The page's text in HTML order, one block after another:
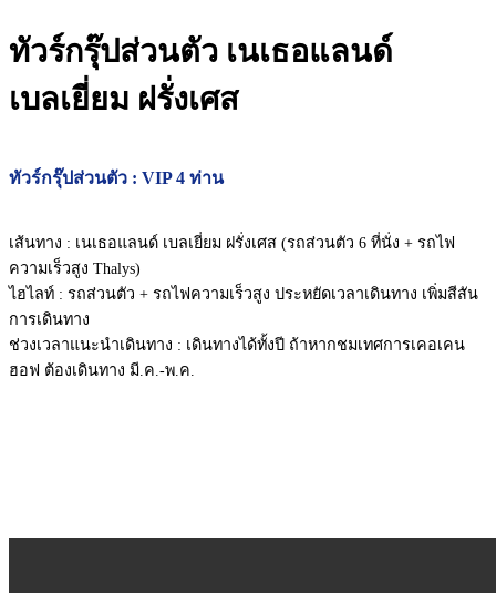
ทัวร์กรุ๊ปส่วนตัว เนเธอแลนด์
เบลเยี่ยม ฝรั่งเศส
ทัวร์กรุ๊ปส่วนตัว : VIP 4 ท่าน
เส้นทาง : เนเธอแลนด์ เบลเยี่ยม ฝรั่งเศส (รถส่วนตัว 6 ที่นั่ง + รถไฟ
ความเร็วสูง Thalys)
ไฮไลท์ : รถส่วนตัว + รถไฟความเร็วสูง ประหยัดเวลาเดินทาง เพิ่มสีสัน
การเดินทาง
ช่วงเวลาแนะนำเดินทาง : เดินทางได้ทั้งปี ถ้าหากชมเทศการเคอเคน
ฮอฟ ต้องเดินทาง มี.ค.-พ.ค.